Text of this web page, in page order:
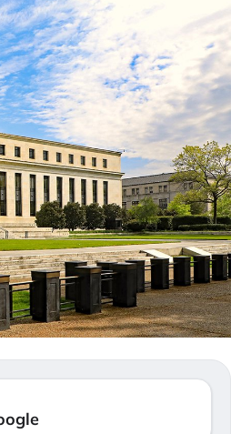
mia vita è rovinata». Investitori
preda al panico dopo lo scoppio
bolla AI
mentre gli investitori retail (…)
2026